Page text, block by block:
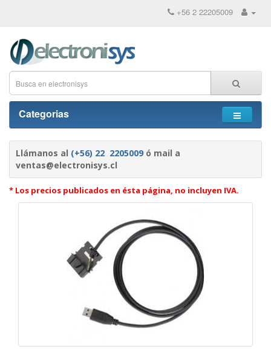
+56 2 22205009
Categorias
Llámanos al (+56) 22 2205009 ó mail a
ventas@electronisys.cl
* Los precios publicados en ésta página, no incluyen IVA.